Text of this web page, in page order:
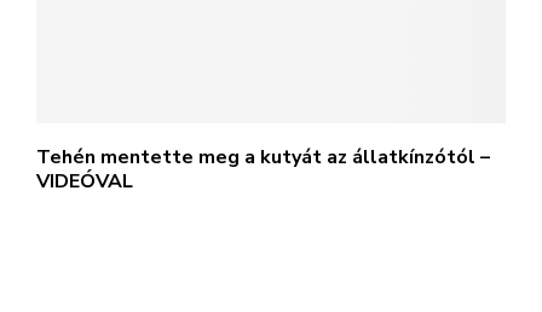
Tehén mentette meg a kutyát az állatkínzótól –
VIDEÓVAL